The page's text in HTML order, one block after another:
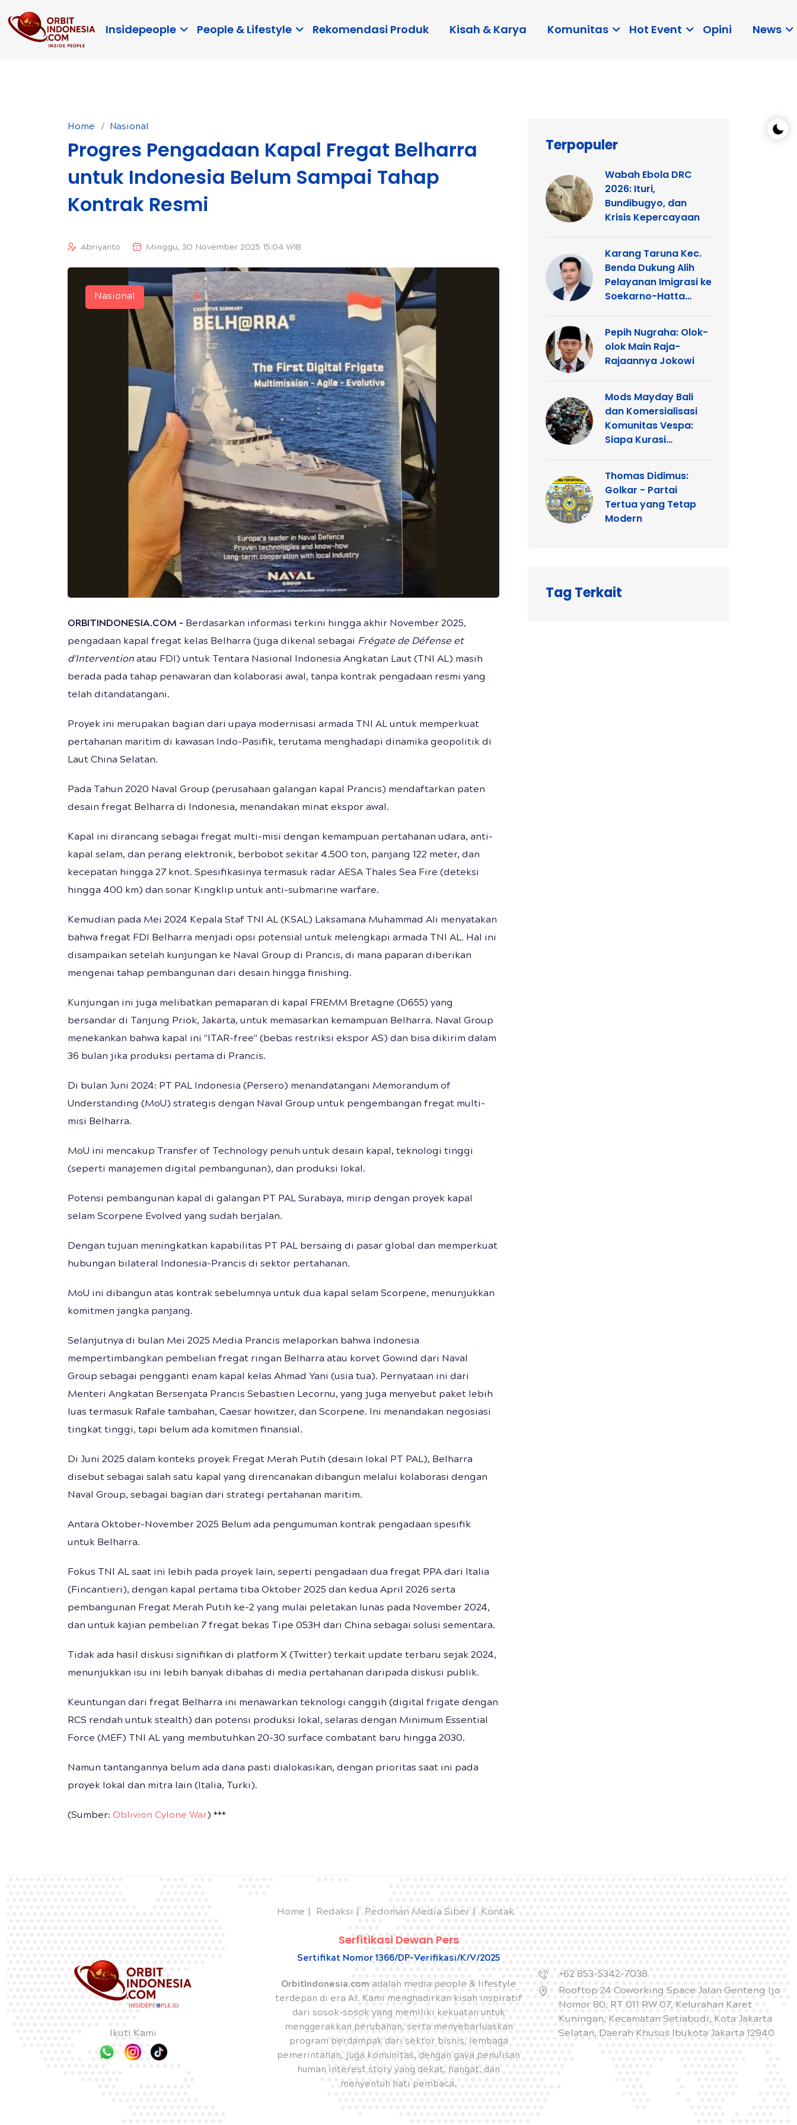
Insidepeople People & Lifestyle Rekomendasi Produk Kisah & Karya Komunitas Hot Event Opini News
Home Nasional
Progres Pengadaan Kapal Fregat Belharra
untuk Indonesia Belum Sampai Tahap
Kontrak Resmi
Abriyanto Minggu, 30 November 2025 15:04 WIB
Nasional
ORBITINDONESIA.COM - Berdasarkan informasi terkini hingga akhir November 2025,
pengadaan kapal fregat kelas Belharra (juga dikenal sebagai Frégate de Défense et
d'Intervention atau FDI) untuk Tentara Nasional Indonesia Angkatan Laut (TNI AL) masih
berada pada tahap penawaran dan kolaborasi awal, tanpa kontrak pengadaan resmi yang
telah ditandatangani.
Proyek ini merupakan bagian dari upaya modernisasi armada TNI AL untuk memperkuat
pertahanan maritim di kawasan Indo-Pasifik, terutama menghadapi dinamika geopolitik di
Laut China Selatan.
Pada Tahun 2020 Naval Group (perusahaan galangan kapal Prancis) mendaftarkan paten
desain fregat Belharra di Indonesia, menandakan minat ekspor awal.
Kapal ini dirancang sebagai fregat multi-misi dengan kemampuan pertahanan udara, anti-
kapal selam, dan perang elektronik, berbobot sekitar 4.500 ton, panjang 122 meter, dan
kecepatan hingga 27 knot. Spesifikasinya termasuk radar AESA Thales Sea Fire (deteksi
hingga 400 km) dan sonar Kingklip untuk anti-submarine warfare.
Kemudian pada Mei 2024 Kepala Staf TNI AL (KSAL) Laksamana Muhammad Ali menyatakan
bahwa fregat FDI Belharra menjadi opsi potensial untuk melengkapi armada TNI AL. Hal ini
disampaikan setelah kunjungan ke Naval Group di Prancis, di mana paparan diberikan
mengenai tahap pembangunan dari desain hingga finishing.
Kunjungan ini juga melibatkan pemaparan di kapal FREMM Bretagne (D655) yang
bersandar di Tanjung Priok, Jakarta, untuk memasarkan kemampuan Belharra. Naval Group
menekankan bahwa kapal ini "ITAR-free" (bebas restriksi ekspor AS) dan bisa dikirim dalam
36 bulan jika produksi pertama di Prancis.
Di bulan Juni 2024: PT PAL Indonesia (Persero) menandatangani Memorandum of
Understanding (MoU) strategis dengan Naval Group untuk pengembangan fregat multi-
misi Belharra.
MoU ini mencakup Transfer of Technology penuh untuk desain kapal, teknologi tinggi
(seperti manajemen digital pembangunan), dan produksi lokal.
Potensi pembangunan kapal di galangan PT PAL Surabaya, mirip dengan proyek kapal
selam Scorpene Evolved yang sudah berjalan.
Dengan tujuan meningkatkan kapabilitas PT PAL bersaing di pasar global dan memperkuat
hubungan bilateral Indonesia-Prancis di sektor pertahanan.
MoU ini dibangun atas kontrak sebelumnya untuk dua kapal selam Scorpene, menunjukkan
komitmen jangka panjang.
Selanjutnya di bulan Mei 2025 Media Prancis melaporkan bahwa Indonesia
mempertimbangkan pembelian fregat ringan Belharra atau korvet Gowind dari Naval
Group sebagai pengganti enam kapal kelas Ahmad Yani (usia tua). Pernyataan ini dari
Menteri Angkatan Bersenjata Prancis Sebastien Lecornu, yang juga menyebut paket lebih
luas termasuk Rafale tambahan, Caesar howitzer, dan Scorpene. Ini menandakan negosiasi
tingkat tinggi, tapi belum ada komitmen finansial.
Di Juni 2025 dalam konteks proyek Fregat Merah Putih (desain lokal PT PAL), Belharra
disebut sebagai salah satu kapal yang direncanakan dibangun melalui kolaborasi dengan
Naval Group, sebagai bagian dari strategi pertahanan maritim.
Antara Oktober-November 2025 Belum ada pengumuman kontrak pengadaan spesifik
untuk Belharra.
Fokus TNI AL saat ini lebih pada proyek lain, seperti pengadaan dua fregat PPA dari Italia
(Fincantieri), dengan kapal pertama tiba Oktober 2025 dan kedua April 2026 serta
pembangunan Fregat Merah Putih ke-2 yang mulai peletakan lunas pada November 2024,
dan untuk kajian pembelian 7 fregat bekas Tipe 053H dari China sebagai solusi sementara.
Tidak ada hasil diskusi signifikan di platform X (Twitter) terkait update terbaru sejak 2024,
menunjukkan isu ini lebih banyak dibahas di media pertahanan daripada diskusi publik.
Keuntungan dari fregat Belharra ini menawarkan teknologi canggih (digital frigate dengan
RCS rendah untuk stealth) dan potensi produksi lokal, selaras dengan Minimum Essential
Force (MEF) TNI AL yang membutuhkan 20-30 surface combatant baru hingga 2030.
Namun tantangannya belum ada dana pasti dialokasikan, dengan prioritas saat ini pada
proyek lokal dan mitra lain (Italia, Turki).
(Sumber: Oblivion Cylone War) ***
Terpopuler
Wabah Ebola DRC
2026: Ituri,
Bundibugyo, dan
Krisis Kepercayaan
Karang Taruna Kec.
Benda Dukung Alih
Pelayanan Imigrasi ke
Soekarno-Hatta
Warga
Pepih Nugraha: Olok-
olok Main Raja-
Rajaannya Jokowi
Mods Mayday Bali
dan Komersialisasi
Komunitas Vespa:
Siapa Kurasi
Thomas Didimus:
Golkar - Partai
Tertua yang Tetap
Modern
Tag Terkait
Ikuti Kami
Home Redaksi Pedoman Media Siber Kontak
Serfitikasi Dewan Pers
Sertifikat Nomor 1366/DP-Verifikasi/K/V/2025
OrbitIndonesia.com adalah media people & lifestyle
terdepan di era AI. Kami menghadirkan kisah inspiratif
dari sosok-sosok yang memiliki kekuatan untuk
menggerakkan perubahan, serta menyebarluaskan
program berdampak dari sektor bisnis, lembaga
pemerintahan, juga komunitas, dengan gaya penulisan
human interest story yang dekat, hangat, dan
menyentuh hati pembaca.
+62 853-5342-7038
Rooftop 24 Coworking Space Jalan Genteng Ijo
Nomor 80, RT 011 RW 07, Kelurahan Karet
Kuningan, Kecamatan Setiabudi, Kota Jakarta
Selatan, Daerah Khusus Ibukota Jakarta 12940